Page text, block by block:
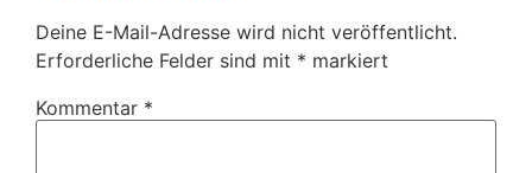
Deine E-Mail-Adresse wird nicht veröffentlicht.
Erforderliche Felder sind mit * markiert
Kommentar *